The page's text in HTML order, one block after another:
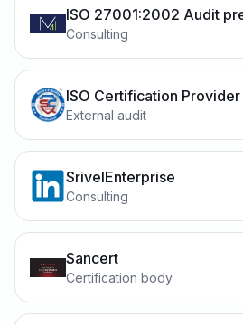
ISO 27001:2002 Audit
Consulting
ISO Certification Provider
External audit
SrivelEnterprise
Consulting
Sancert
Certification body